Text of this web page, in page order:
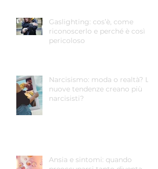
Gaslighting: cos’è, come
riconoscerlo e perché è così
pericoloso
Narcisismo: moda o realtà? Le
nuove tendenze creano più
narcisisti?
Ansia e sintomi: quando